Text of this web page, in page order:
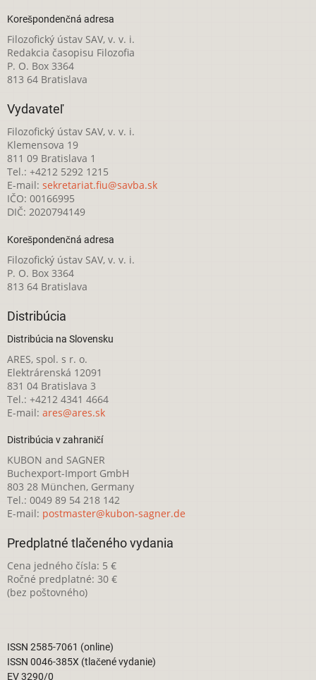
Korešpondenčná adresa
Filozofický ústav SAV, v. v. i.
Redakcia časopisu Filozofia
P. O. Box 3364
813 64 Bratislava
Vydavateľ
Filozofický ústav SAV, v. v. i.
Klemensova 19
811 09 Bratislava 1
Tel.: +4212 5292 1215
E-mail: sekretariat.fiu@savba.sk
IČO: 00166995
DIČ: 2020794149
Korešpondenčná adresa
Filozofický ústav SAV, v. v. i.
P. O. Box 3364
813 64 Bratislava
Distribúcia
Distribúcia na Slovensku
ARES, spol. s r. o.
Elektrárenská 12091
831 04 Bratislava 3
Tel.: +4212 4341 4664
E-mail: ares@ares.sk
Distribúcia v zahraničí
KUBON and SAGNER
Buchexport-Import GmbH
803 28 München, Germany
Tel.: 0049 89 54 218 142
E-mail: postmaster@kubon-sagner.de
Predplatné tlačeného vydania
Cena jedného čísla: 5 €
Ročné predplatné: 30 €
(bez poštovného)
ISSN 2585-7061 (online)
ISSN 0046-385X (tlačené vydanie)
EV 3290/0